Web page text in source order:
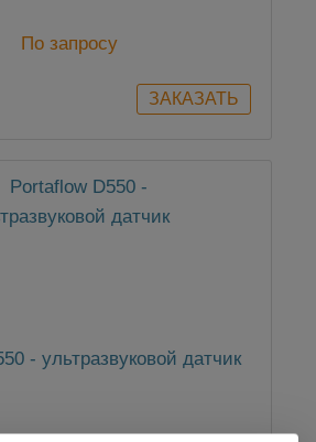
По запросу
- ультразвуковой датчик